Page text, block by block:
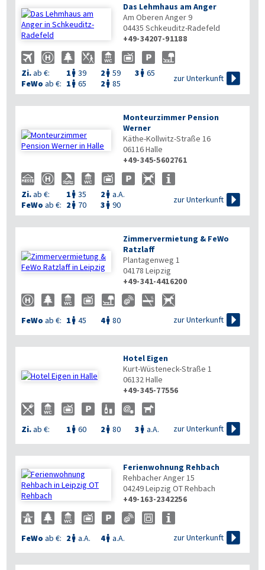

Das Lehmhaus am Anger
Am Oberen Anger 9
04435 Schkeuditz-Radefeld
+49-34207-91188
Zi.ab €: 1  39 2  59 3  65
FeWo ab €: 1  65 2  85
zur Unterkunft 
Monteurzimmer Pension
Werner
Käthe-Kollwitz-Straße 16
06116Halle
+49-345-5602761
Zi.ab €: 1  35 2  a.A.
FeWo ab €: 2  70 3  90
zur Unterkunft 
Zimmervermietung & FeWo
Ratzlaff
Plantagenweg 1
04178 Leipzig
+49-341-4416200
FeWo ab €: 1  45 4 80 zur Unterkunft 
Hotel Eigen
Kurt-Wüsteneck-Straße 1
06132Halle
+49-345-77556
Zi.ab €: 1  60 2  80 3  a.A. zur Unterkunft 
Ferienwohnung Rehbach
Rehbacher Anger 15
04249Leipzig OT Rehbach
+49-163-2342256
FeWo ab €: 2  a.A. 4 a.A. zur Unterkunft 